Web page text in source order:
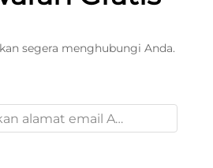
segera menghubungi Anda.